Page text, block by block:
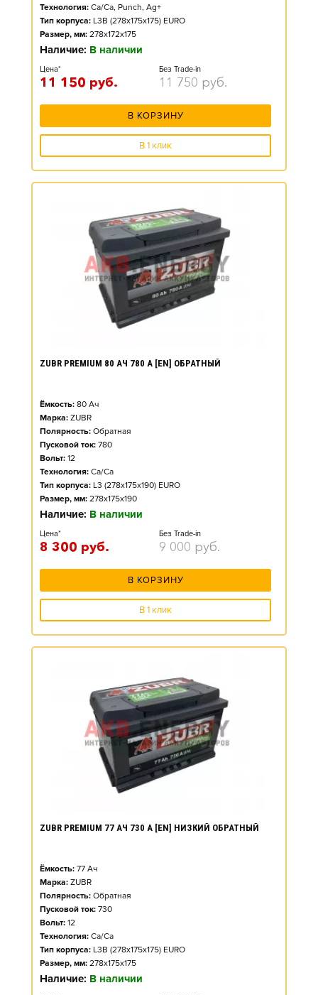
Технология: Ca/Ca, Punch, Ag+
Тип корпуса: L3B (278x175x175) EURO
Размер, мм: 278x172x175
Наличие: В наличии
Цена*
11 150 руб.
Без Trade-in
11 750 руб.
В КОРЗИНУ
В 1 клик
ZUBR PREMIUM 80 АЧ 780 А [EN] ОБРАТНЫЙ
Ёмкость: 80 Ач
Марка: ZUBR
Полярность: Обратная
Пусковой ток: 780
Вольт: 12
Технология: Ca/Ca
Тип корпуса: L3 (278x175x190) EURO
Размер, мм: 278x175x190
Наличие: В наличии
Цена*
8 300 руб.
Без Trade-in
9 000 руб.
В КОРЗИНУ
В 1 клик
ZUBR PREMIUM 77 АЧ 730 А [EN] НИЗКИЙ ОБРАТНЫЙ
Ёмкость: 77 Ач
Марка: ZUBR
Полярность: Обратная
Пусковой ток: 730
Вольт: 12
Технология: Ca/Ca
Тип корпуса: L3B (278x175x175) EURO
Размер, мм: 278x175x175
Наличие: В наличии